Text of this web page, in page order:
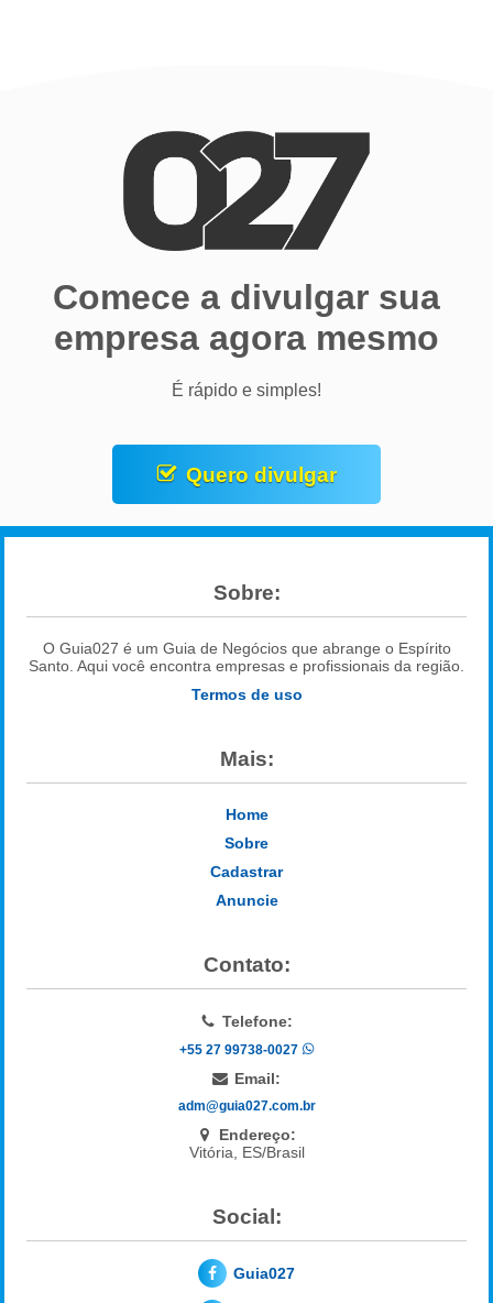
Comece a divulgar sua
empresa agora mesmo
É rápido e simples!
Quero divulgar
Sobre:
O Guia027 é um Guia de Negócios que abrange o Espírito
Santo. Aqui você encontra empresas e profissionais da região.
Termos de uso
Mais:
Home
Sobre
Cadastrar
Anuncie
Contato:
Telefone:
+55 27 99738-0027
Email:
adm@guia027.com.br
Endereço:
Vitória, ES/Brasil
Social:
Guia027